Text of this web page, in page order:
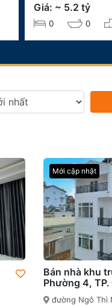
Giá: ~ 5.2 tỷ
0 0
Mới cập nhật
Bán nhà khu
Phường 4,
đường Ngô Thì